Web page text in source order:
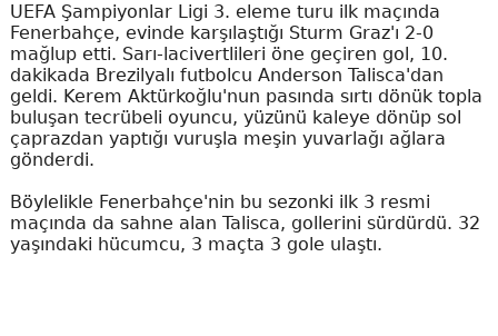
UEFA Şampiyonlar Ligi 3. eleme turu ilk maçında
Fenerbahçe, evinde karşılaştığı Sturm Graz'ı 2-0
mağlup etti. Sarı-lacivertlileri öne geçiren gol, 10.
dakikada Brezilyalı futbolcu Anderson Talisca'dan
geldi. Kerem Aktürkoğlu'nun pasında sırtı dönük topla
buluşan tecrübeli oyuncu, yüzünü kaleye dönüp sol
çaprazdan yaptığı vuruşla meşin yuvarlağı ağlara
gönderdi.
Böylelikle Fenerbahçe'nin bu sezonki ilk 3 resmi
maçında da sahne alan Talisca, gollerini sürdürdü. 32
yaşındaki hücumcu, 3 maçta 3 gole ulaştı.